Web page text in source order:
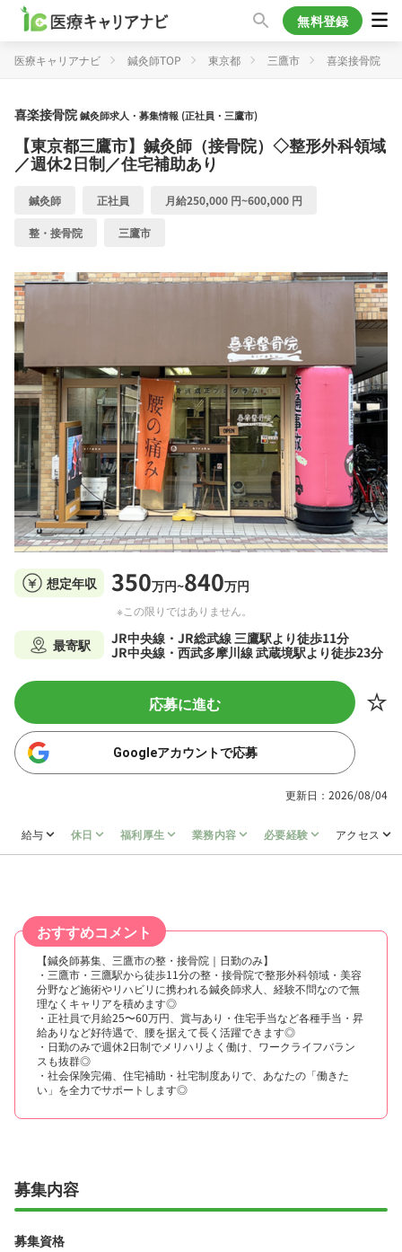
無料登録
医療キャリアナビ 鍼灸師TOP 東京都 三鷹市 喜楽接骨院
喜楽接骨院鍼灸師求人・募集情報 (正社員・三鷹市)
【東京都三鷹市】鍼灸師（接骨院）◇整形外科領域
／週休2日制／住宅補助あり
鍼灸師 正社員 月給250,000 円~600,000 円
整・接骨院 三鷹市
想定年収 350万円~840万円
※この限りではありません。
最寄駅
JR中央線・JR総武線 三鷹駅より徒歩11分
JR中央線・西武多摩川線 武蔵境駅より徒歩23分
応募に進む
Googleアカウントで応募
更新日：2026/08/04
給与 休日 福利厚生 業務内容 必要経験 アクセス
おすすめコメント
【鍼灸師募集、三鷹市の整・接骨院｜日勤のみ】
・三鷹市・三鷹駅から徒歩11分の整・接骨院で整形外科領域・美容
分野など施術やリハビリに携われる鍼灸師求人、経験不問なので無
理なくキャリアを積めます◎
・正社員で月給25〜60万円、賞与あり・住宅手当など各種手当・昇
給ありなど好待遇で、腰を据えて長く活躍できます◎
・日勤のみで週休2日制でメリハリよく働け、ワークライフバラン
スも抜群◎
・社会保険完備、住宅補助・社宅制度ありで、あなたの「働きた
い」を全力でサポートします◎
募集内容
募集資格